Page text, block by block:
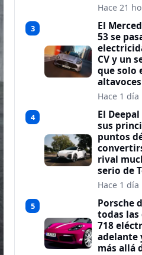
Hace 21
3
El
53 se
CV y un
que solo
altavoces
Hace 1 día
4
El
sus
puntos
rival
serio de
Hace 1 día
5
Porsche
todas las
718
adelante
más allá